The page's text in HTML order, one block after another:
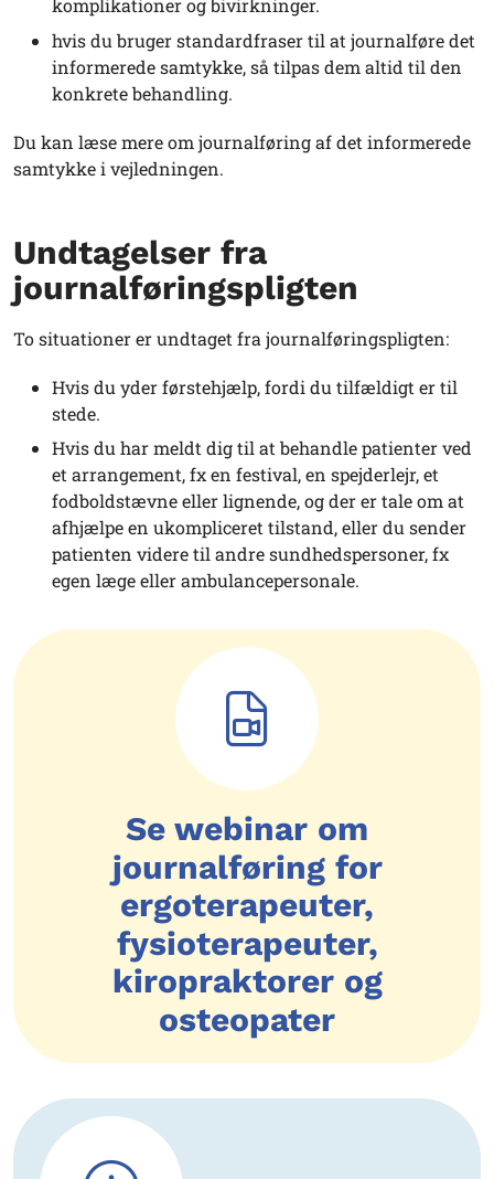
komplikationer og bivirkninger.
hvis du bruger standardfraser til at journalføre det
informerede samtykke, så tilpas dem altid til den
konkrete behandling.
Du kan læse mere om journalføring af det informerede
samtykke i vejledningen.
Undtagelser fra
journalføringspligten
To situationer er undtaget fra journalføringspligten:
Hvis du yder førstehjælp, fordi du tilfældigt er til
stede.
Hvis du har meldt dig til at behandle patienter ved
et arrangement, fx en festival, en spejderlejr, et
fodboldstævne eller lignende, og der er tale om at
afhjælpe en ukompliceret tilstand, eller du sender
patienten videre til andre sundhedspersoner, fx
egen læge eller ambulancepersonale.
Se webinar om
journalføring for
ergoterapeuter,
fysioterapeuter,
kiropraktorer og
osteopater